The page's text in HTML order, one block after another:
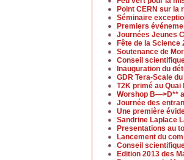
Point CERN sur la
Séminaire
Premiers
Journées Jeunes
Fête de la Science
Soutenance de
Conseil
Inauguration du
GDR Tera-Scale
T2K primé au Quai
Worshop B—>D**
Journée des
Une première
Sandrine Laplace
Presentations au
Lancement du
Conseil
Edition 2013 des